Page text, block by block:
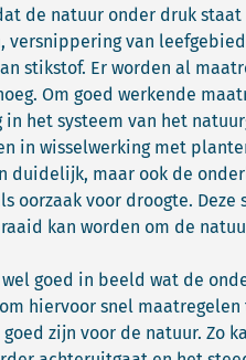
de natuur onder druk
van
stikstof. Er worden al
Om goed werkende
het systeem van het
in wisselwerking met
maar ook de
oorzaak voor droogte. Deze
kan worden om de
goed in beeld wat de
hiervoor snel maatregelen
zijn voor de natuur. Zo